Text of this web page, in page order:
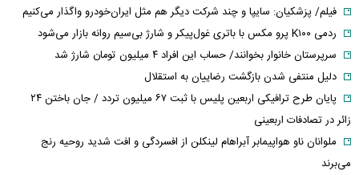
فیلم/ پزشکیان: سایپا و چند شرکت دیگر هم مثل ایران‌خودرو واگذار می‌کنیم
ردمی K۱۰۰ پرو مکس با باتری غول‌پیکر و شارژ بی‌سیم روانه بازار می‌شود
سرپرستان خانوار بخوانند/ حساب این افراد ۴ میلیون تومان شارژ شد
دلیل منتفی شدن بازگشت رضاییان به استقلال
پایان طرح ترافیکی اربعین پلیس با ثبت ۶۷ میلیون تردد / جان باختن ۲۴
زائر در تصادفات اربعینی
ملوانان ناو هواپیمابر آبراهام لینکلن از افسردگی و افت شدید روحیه رنج
می‌برند